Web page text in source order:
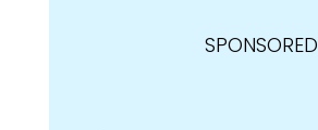
SPONSORED